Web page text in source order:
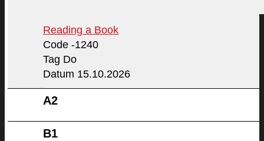
Reading a Book
Code -1240
Tag Do
Datum 15.10.2026
A2
B1